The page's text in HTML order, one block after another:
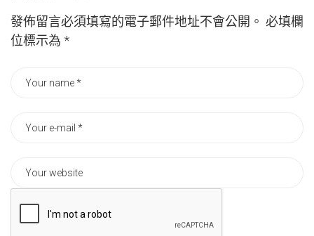
發佈留言必須填寫的電子郵件地址不會公開。 必填欄
位標示為 *